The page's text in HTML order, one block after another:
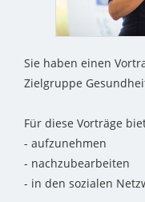
Sie haben einen
Zielgruppe
Für diese Vorträge
- aufzunehmen
- nachzubearbeiten
- in den sozialen